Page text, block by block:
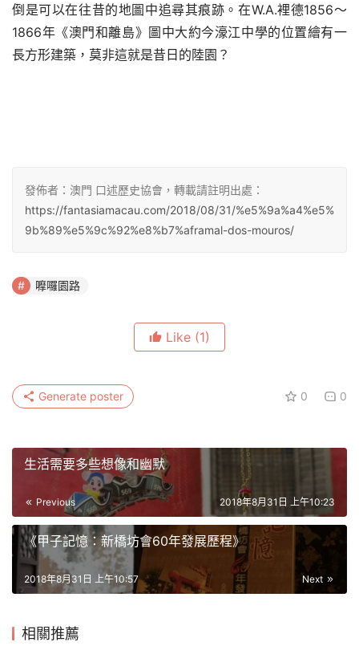
倒是可以在往昔的地圖中追尋其痕跡。在W.A.裡德1856～
1866年《澳門和離島》圖中大約今濠江中學的位置繪有一
長方形建築，莫非這就是昔日的陸園？
發佈者：澳門 口述歷史協會，轉載請註明出處：
https://fantasiamacau.com/2018/08/31/%e5%9a%a4%e5%
9b%89%e5%9c%92%e8%b7%aframal-dos-mouros/
嚤囉園路
Like (1)
0 0
Generate poster
生活需要多些想像和幽默
Previous 2018年8月31日 上午10:23
《甲子記憶：新橋坊會60年發展歷程》
Next
2018年8月31日 上午10:57
相關推薦